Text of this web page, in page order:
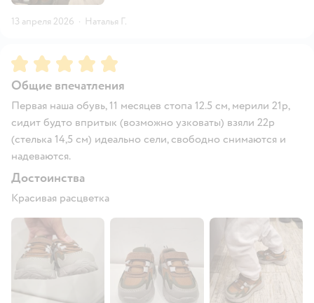
13 апреля 2026 · Наталья Г.
Рейтинг:5
Общие впечатления
Первая наша обувь, 11 месяцев стопа 12.5 см, мерили 21р,
сидит будто впритык (возможно узковаты) взяли 22р
(стелька 14,5 см) идеально сели, свободно снимаются и
надеваются.
Достоинства
Красивая расцветка